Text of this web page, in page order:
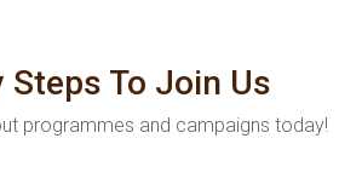
Steps To Join Us
programmes and campaigns today!